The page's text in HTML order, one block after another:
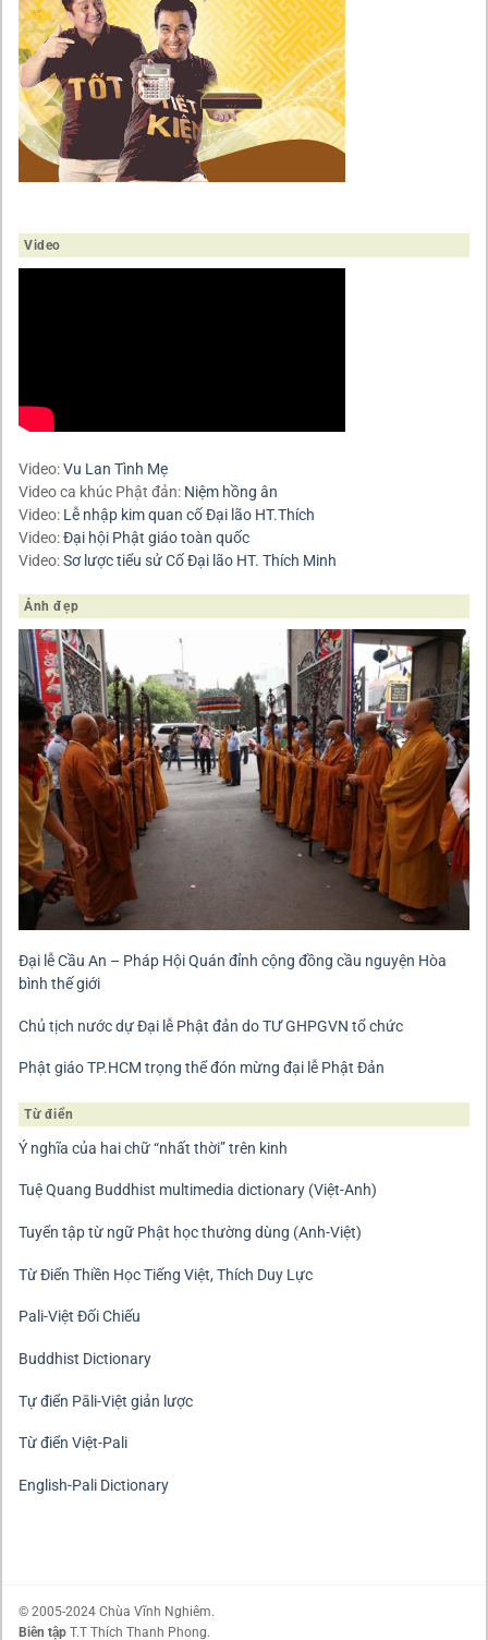
Video
Video:Vu Lan Tình Mẹ
Video ca khúc Phật đản: Niệm hồng ân
Video: Lễ nhập kim quan cố Đại lão HT.Thích
Video:Đại hội Phật giáo toàn quốc
Video:Sơ lược tiểu sử Cố Đại lão HT. Thích Minh
Ảnh đẹp
Đại lễ Cầu An – Pháp Hội Quán đỉnh cộng đồng cầu nguyện Hòa
bình thế giới
Chủ tịch nước dự Đại lễ Phật đản do TƯ GHPGVN tổ chức
Phật giáo TP.HCM trọng thể đón mừng đại lễ Phật Đản
Từ điển
Ý nghĩa của hai chữ “nhất thời” trên kinh
Tuệ Quang Buddhist multimedia dictionary (Việt-Anh)
Tuyển tập từ ngữ Phật học thường dùng (Anh-Việt)
Từ Điển Thiền Học Tiếng Việt, Thích Duy Lực
Pali-Việt Đối Chiếu
Buddhist Dictionary
Tự điển Pāli-Việt giản lược
Từ điển Việt-Pali
English-Pali Dictionary
© 2005-2024 Chùa Vĩnh Nghiêm.
Biên tập T.T Thích Thanh Phong.